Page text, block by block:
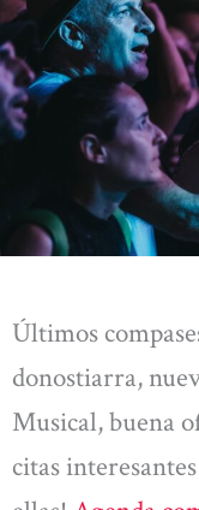
Últimos
donostiarra,
Musical, buena
citas